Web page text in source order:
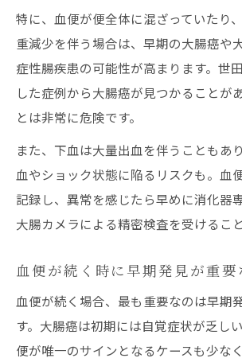
特に、血便が便全体に混ざっていたり
重減少を伴う場合は、早期の大腸癌や
症性腸疾患の可能性が高まります。世
した症例から大腸癌が見つかることが
とは非常に危険です。
また、下血は大量出血を伴うこともあ
血やショック状態に陥るリスクも。血
記録し、異常を感じたら早めに消化器
大腸カメラによる精密検査を受けるこ
血便が続く時に早期発見が重要
血便が続く場合、最も重要なのは早期
す。大腸癌は初期には自覚症状が乏し
便が唯一のサインとなるケースも少な